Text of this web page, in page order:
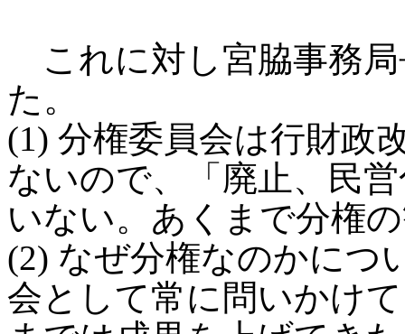
これに対し宮脇事務
た。
(1) 分権委員会は行財政
ないので、「廃止、民
いない。あくまで分権
(2) なぜ分権なのかにつ
会として常に問いかけ